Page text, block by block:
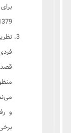
1379: 48.
و